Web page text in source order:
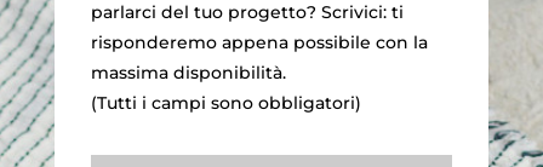
parlarci del tuo progetto? Scrivici: ti
risponderemo appena possibile con la
massima disponibilità.
(Tutti i campi sono obbligatori)